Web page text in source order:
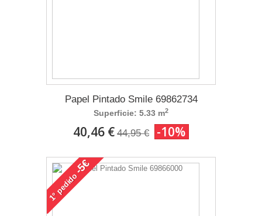
Papel Pintado Smile 69862734
Superficie: 5.33 m2
40,46 € 44,95 € -10%
1°
pedido
-5€